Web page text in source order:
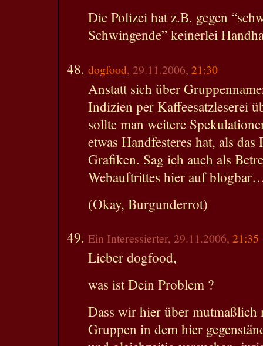
Die Polizei hat z.B. gegen
Schwingende” keinerlei
dogfood, 29.11.2006, 21:30
Anstatt sich über
Indizien per Kaffeesatzleserei
sollte man weitere
etwas Handfesteres hat, als
Grafiken. Sag ich auch als
Webauftrittes hier auf
(Okay, Burgunderrot)
Ein Interessierter, 29.11.2006, 21:35
Lieber dogfood,
was ist Dein Problem ?
Dass wir hier über mutmaßlich
Gruppen in dem hier